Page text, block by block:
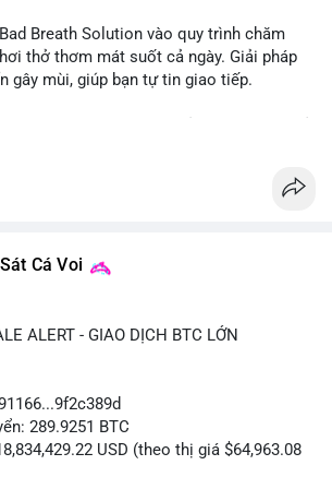
Breath Solution vào quy trình chăm
thở thơm mát suốt cả ngày. Giải pháp
gây mùi, giúp bạn tự tin giao tiếp.
mạnh.
Cá Voi
ALERT - GIAO DỊCH BTC LỚN
289.9251 BTC
USD (theo thị giá $64,963.08